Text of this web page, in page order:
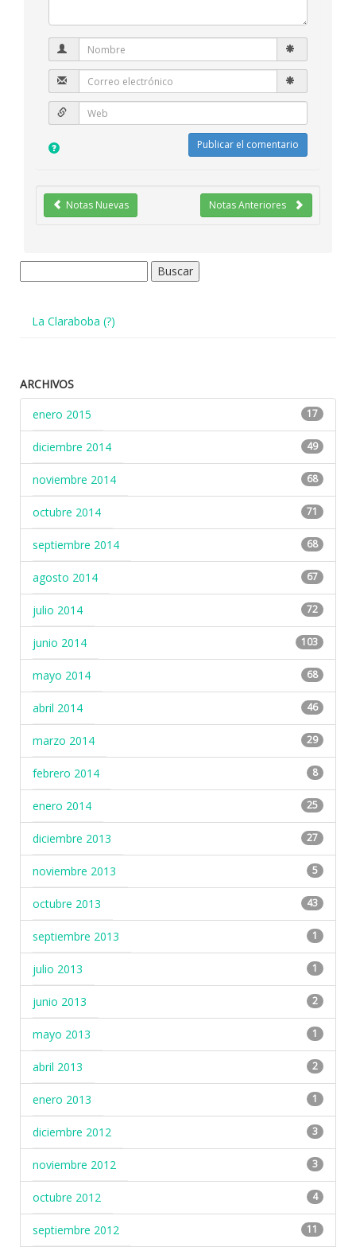
Notas Anteriores
Notas Nuevas
La Claraboba (?)
ARCHIVOS
enero 2015
17
diciembre 2014 49
noviembre 2014 68
octubre 2014 71
septiembre 2014 68
agosto 2014 67
julio 2014 72
junio 2014 103
mayo 2014 68
abril 2014 46
marzo 2014 29
febrero 2014 8
enero 2014 25
diciembre 2013 27
noviembre 2013 5
octubre 2013 43
septiembre 2013 1
julio 2013 1
junio 2013 2
mayo 2013 1
abril 2013 2
enero 2013 1
diciembre 2012 3
noviembre 2012 3
octubre 2012 4
septiembre 2012 11